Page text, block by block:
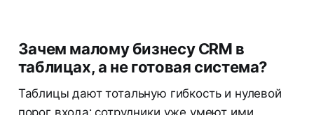
Зачем малому бизнесу CRM в
таблицах, а не готовая система?
Таблицы дают тотальную гибкость и нулевой
порог входа: сотрудники уже умеют ими